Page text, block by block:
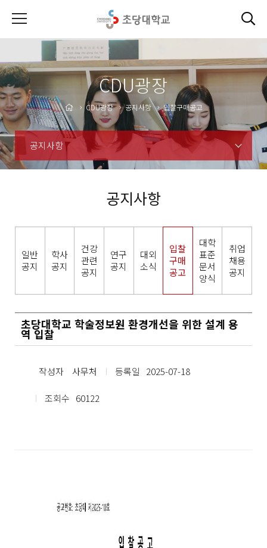
CDU광장
공지사항
CDU광장 공지사항 입찰구매공고
공지사항
일반
공지
학사
공지
건강
관련
공지
연구
공지
대외
소식
입찰
구매
공고
대학
표준
문서
양식
취업
채용
공지
초당대학교 학술정보원 환경개선을 위한 설계 용
역 입찰
작성자 사무처 등록일 2025-07-18
조회수 60122